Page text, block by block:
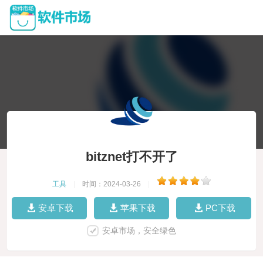
bitznet打不开了
工具 时间：2024-03-26
安卓下载 苹果下载 PC下载
安卓市场，安全绿色